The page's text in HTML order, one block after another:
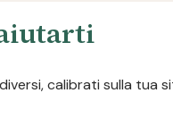
calibrati sulla tua